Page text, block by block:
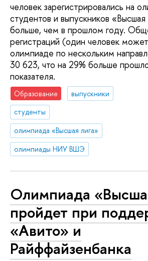
человек зарегистрировались на
студентов и выпускников «Высшая
больше, чем в прошлом году.
регистраций (один человек может
олимпиаде по нескольким
30 623, что на 29% больше
показателя.
Образование
выпускники
студенты
олимпиада «Высшая лига»
олимпиады НИУ ВШЭ
Олимпиада
пройдет при
«Авито» и
Райффайзенбанка